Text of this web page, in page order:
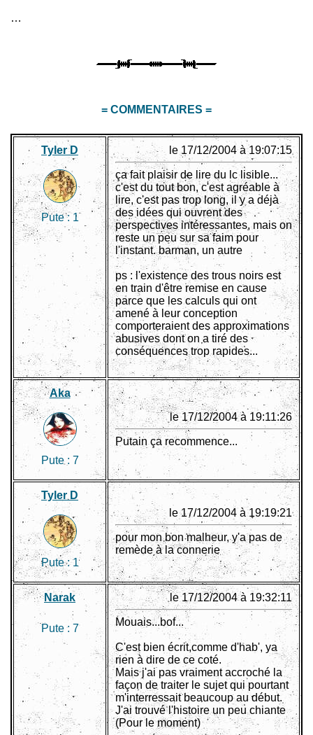
…
= COMMENTAIRES =
Tyler D
Pute :1
le 17/12/2004 à 19:07:15
ça fait plaisir de lire du lc lisible...
c'est du tout bon, c'est agréable à
lire, c'est pas trop long, il y a déjà
des idées qui ouvrent des
perspectives intéressantes, mais on
reste un peu sur sa faim pour
l'instant. barman, un autre
ps : l'existence des trous noirs est
en train d'être remise en cause
parce que les calculs qui ont
amené à leur conception
comporteraient des approximations
abusives dont on a tiré des
conséquences trop rapides...
Aka
Pute : 7
le 17/12/2004 à 19:11:26
Putain ça recommence...
Tyler D
Pute :1
le 17/12/2004 à 19:19:21
pour mon bon malheur, y'a pas de
remède à la connerie
Narak
Pute : 7
le 17/12/2004 à 19:32:11
Mouais...bof...
C'est bien écrit,comme d'hab', ya
rien à dire de ce coté.
Mais j'ai pas vraiment accroché la
façon de traiter le sujet qui pourtant
m'interressait beaucoup au début.
J'ai trouvé l'histoire un peu chiante
(Pour le moment)